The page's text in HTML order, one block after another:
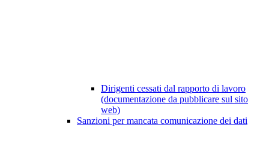
Dirigenti cessati dal rapporto di lavoro
(documentazione da pubblicare sul sito
web)
Sanzioni per mancata comunicazione dei dati